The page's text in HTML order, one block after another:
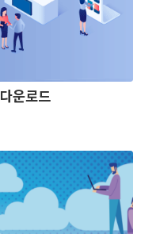
운로드